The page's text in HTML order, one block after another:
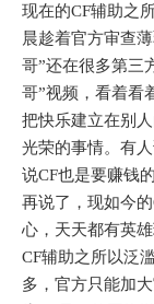
现在的CF辅助之
晨趁着官方审查
哥”还在很多第三
哥”视频，看着看
把快乐建立在别
光荣的事情。有
说CF也是要赚钱
再说了，现如今
心，天天都有英
CF辅助之所以泛
多，官方只能加